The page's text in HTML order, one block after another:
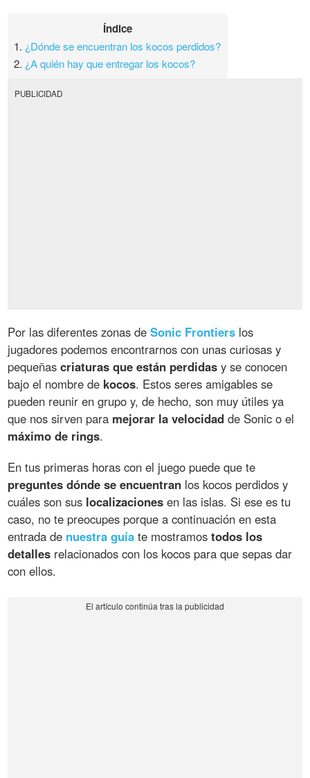
Índice
1. ¿Dónde se encuentran los kocos perdidos?
2. ¿A quién hay que entregar los kocos?
PUBLICIDAD
Por las diferentes zonas deSonic Frontiers los
jugadores podemos encontrarnos con unas curiosas y
pequeñascriaturas que están perdidas y se conocen
bajo el nombre de kocos. Estos seres amigables se
pueden reunir en grupo y, de hecho, son muy útiles ya
que nos sirven para mejorar la velocidad de Sonic o el
máximo de rings.
En tus primeras horas con el juego puede que te
preguntes dónde se encuentran los kocos perdidos y
cuáles son sus localizaciones en las islas. Si ese es tu
caso, no te preocupes porque a continuación en esta
entrada de nuestra guía te mostramostodos los
detalles relacionados con los kocos para que sepas dar
con ellos.